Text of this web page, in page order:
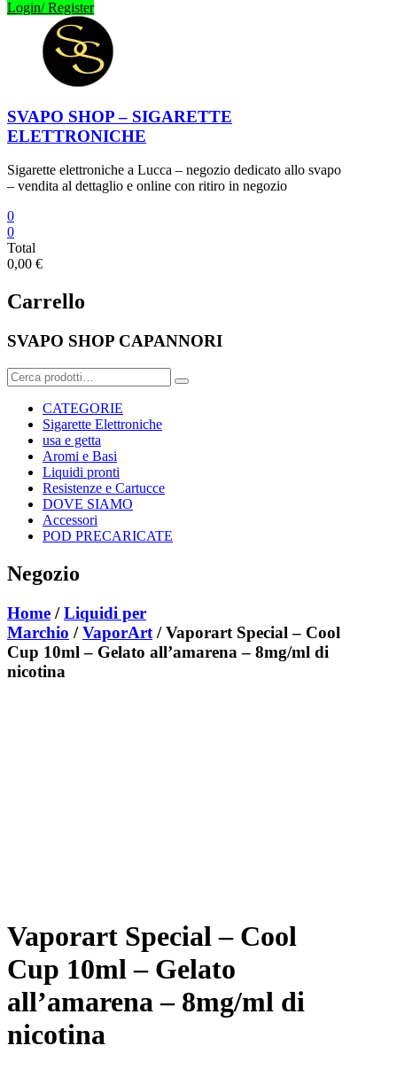
Login/ Register
SVAPO SHOP – SIGARETTE
ELETTRONICHE
Sigarette elettroniche a Lucca – negozio dedicato allo svapo
– vendita al dettaglio e online con ritiro in negozio
0
0
Total
0,00 €
Carrello
SVAPO SHOP CAPANNORI
Cerca:
CATEGORIE
Sigarette Elettroniche
usa e getta
Aromi e Basi
Liquidi pronti
Resistenze e Cartucce
DOVE SIAMO
Accessori
POD PRECARICATE
Negozio
Home /Liquidi per
Marchio /VaporArt / Vaporart Special – Cool
Cup 10ml – Gelato all’amarena – 8mg/ml di
nicotina
Vaporart Special – Cool
Cup 10ml – Gelato
all’amarena – 8mg/ml di
nicotina